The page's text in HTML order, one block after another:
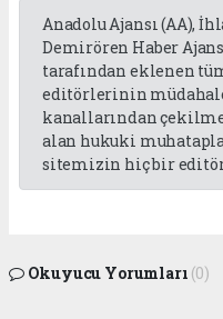
Anadolu Ajansı (AA),
Demirören Haber
tarafından eklenen
editörlerinin
kanallarından
alan hukuki
sitemizin hiç bir
Okuyucu Yorumları (0)